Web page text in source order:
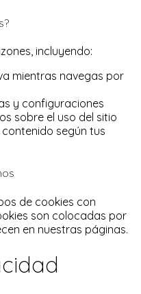
incluyendo:
mientras navegas por
y configuraciones
sobre el uso del sitio
según tus
de cookies con
son colocadas por
en nuestras páginas.